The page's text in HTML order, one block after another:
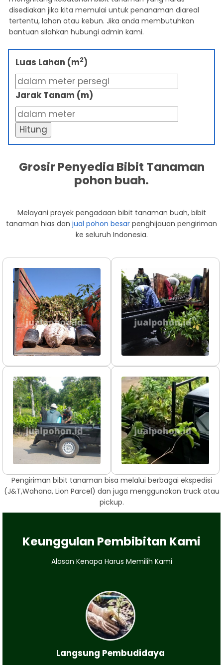
disediakan jika kita memulai untuk penanaman diareal
tertentu, lahan atau kebun. Jika anda membutuhkan
bantuan silahkan hubungi admin kami.
Luas Lahan (m2)
Jarak Tanam (m)
Hitung
Grosir Penyedia Bibit Tanaman
pohon buah.
Melayani proyek pengadaan bibit tanaman buah, bibit
tanaman hias dan jual pohon besar penghijauan pengiriman
ke seluruh Indonesia.
Pengiriman bibit tanaman bisa melalui berbagai ekspedisi
(J&T,Wahana, Lion Parcel) dan juga menggunakan truck atau
pickup.
Keunggulan Pembibitan Kami
Alasan Kenapa Harus Memilih Kami
Langsung Pembudidaya